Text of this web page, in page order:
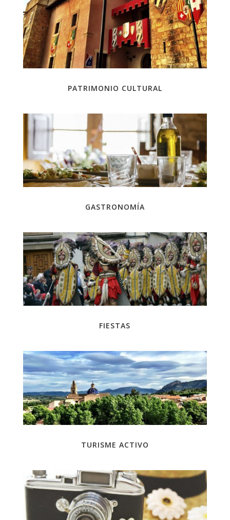
PATRIMONIO CULTURAL
GASTRONOMÍA
FIESTAS
TURISME ACTIVO